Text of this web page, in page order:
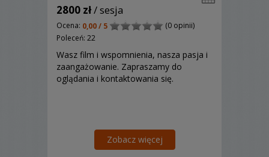
2800 zł/ sesja
Ocena: 0,00 / 5
(0 opinii)
Poleceń: 22
Wasz film i wspomnienia, nasza pasja i
zaangażowanie. Zapraszamy do
oglądania i kontaktowania się.
Zobacz więcej